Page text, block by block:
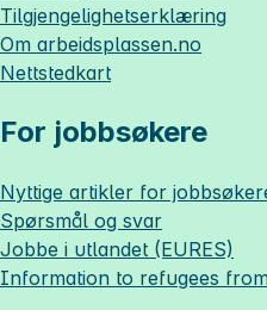
Tilgjengelighetserklæring
Om arbeidsplassen.no
Nettstedkart
For jobbsøkere
Nyttige artikler for
Spørsmål og svar
Jobbe i utlandet (EURES)
Information to refugees